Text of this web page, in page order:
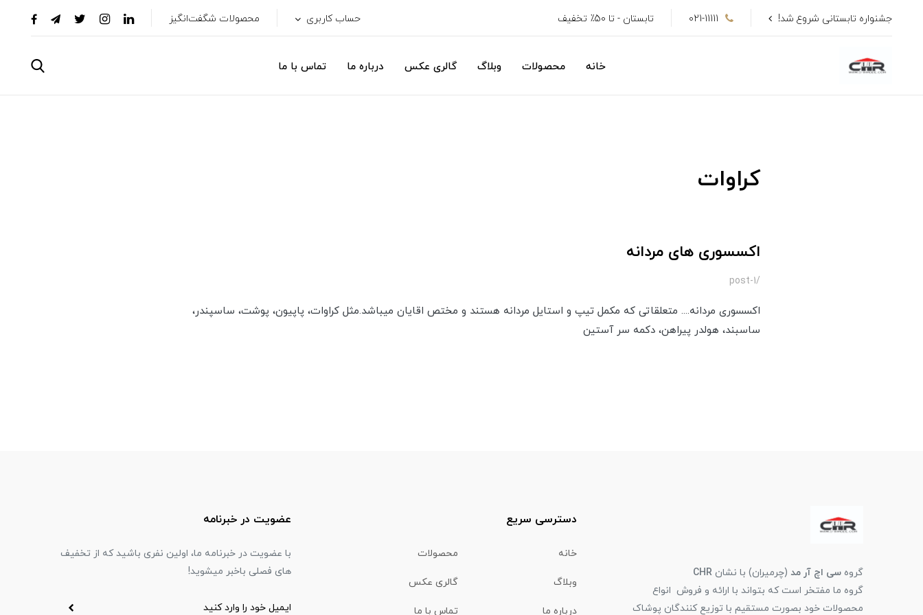
جشنواره تابستانی شروع شد! 021-11111 تابستان - تا 50٪ تخفیف حساب کاربری محصولات شگفت‌انگیز
خانه محصولات وبلاگ گالری عکس درباره ما تماس با ما
کراوات
اکسسوری های مردانه
/post-1
اکسسوری مردانه.... متعلقاتی که مکمل تیپ و استایل مردانه هستند و مختص اقایان میباشد.مثل کراوات، پاپیون، پوشت، ساسپندر،
ساسبند، هولدر پیراهن، دکمه سر آستین
گروه سی اچ آر مد (چرمیران) با نشان CHR
گروه ما مفتخر است که بتواند با ارائه و فروش انواع
محصولات خود بصورت مستقیم با توزیع کنندگان پوشاک
دسترسی سریع
خانه محصولات
وبلاگ گالری عکس
درباره ما تماس با ما
عضویت در خبرنامه
با عضویت در خبرنامه ما، اولین نفری باشید که از تخفیف
های فصلی باخبر میشوید!